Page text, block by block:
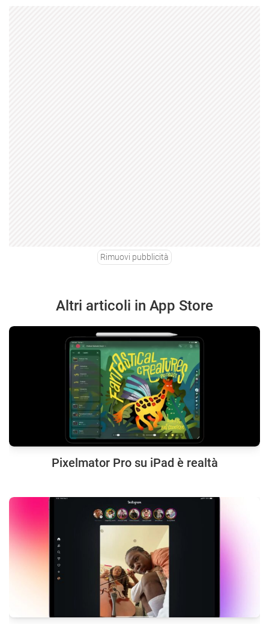
Rimuovi pubblicità
Altri articoli in App Store
Pixelmator Pro su iPad è realtà